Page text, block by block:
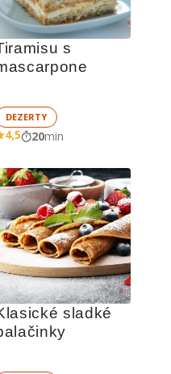
s
DEZERTY
4,5 20min
sladké